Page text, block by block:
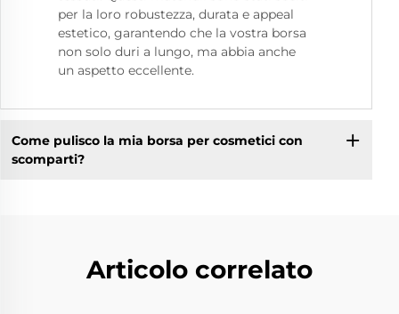
per la loro robustezza, durata e appeal
estetico, garantendo che la vostra borsa
non solo duri a lungo, ma abbia anche
un aspetto eccellente.
Come pulisco la mia borsa per cosmetici con
scomparti?
Articolo correlato